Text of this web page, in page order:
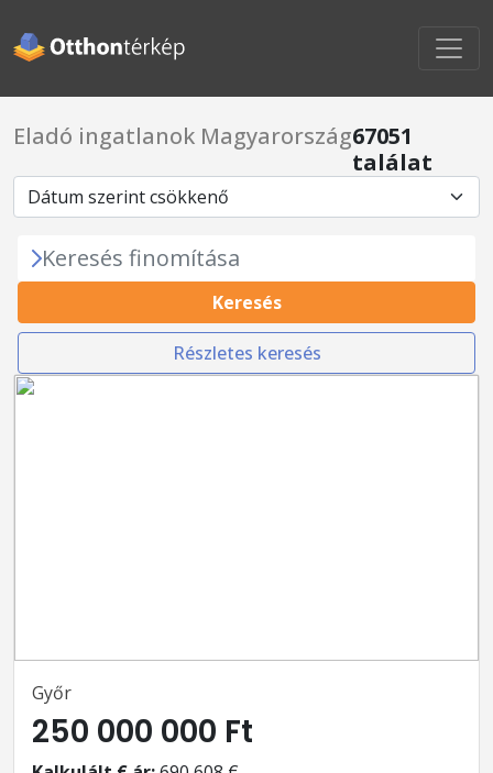
Eladó ingatlanok Magyarország67051
találat
Keresés finomítása
Keresés
Részletes keresés
Győr
250 000 000 Ft